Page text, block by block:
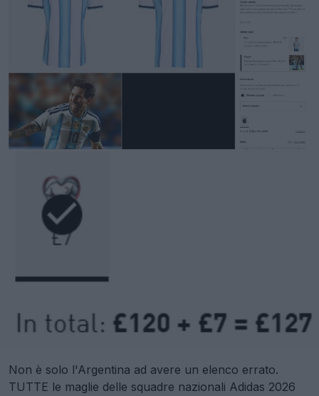
Non è solo l'Argentina ad avere un elenco errato.
TUTTE le maglie delle squadre nazionali Adidas 2026